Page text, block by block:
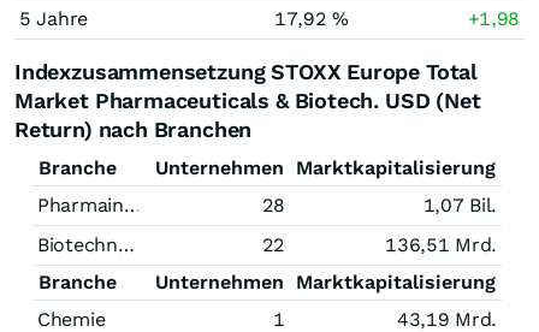
5 Jahre
17,92 % +1,98
Indexzusammensetzung STOXX Europe Total
Market Pharmaceuticals & Biotech. USD (Net
Return) nach Branchen
Branche Unternehmen
Marktkapitalisierung
Pharmaindustrie
28
1,07 Bil.
Biotechnologie
22
136,51 Mrd.
Branche
Unternehmen
Marktkapitalisierung
Chemie
1
43,19 Mrd.